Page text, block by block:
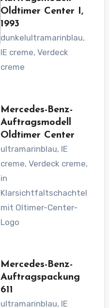
Oldtimer Center I,
1993
dunkelultramarinblau,
IE creme, Verdeck
creme
Mercedes-Benz-
Auftragsmodell
Oldtimer Center
ultramarinblau, IE
creme, Verdeck creme,
in
Klarsichtfaltschachtel
mit Oltimer-Center-
Logo
Mercedes-Benz-
Auftragspackung
611
ultramarinblau, IE